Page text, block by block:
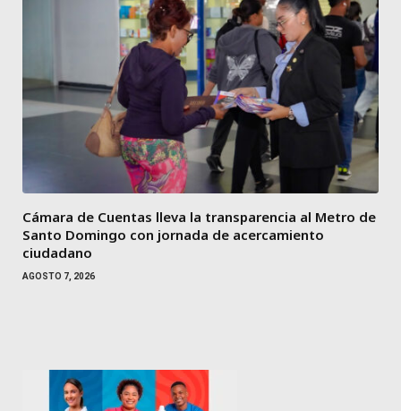
Cámara de Cuentas lleva la transparencia al Metro de
Santo Domingo con jornada de acercamiento
ciudadano
AGOSTO 7, 2026